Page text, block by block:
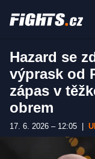
Hazard se
výprask od
zápas v
obrem
17. 6. 2026 – 12:05